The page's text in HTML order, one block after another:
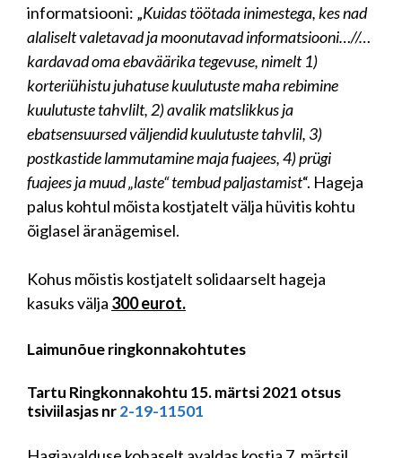
informatsiooni: „Kuidas töötada inimestega, kes nad
alaliselt valetavad ja moonutavad informatsiooni…//…
kardavad oma ebaväärika tegevuse, nimelt 1)
korteriühistu juhatuse kuulutuste maha rebimine
kuulutuste tahvlilt, 2) avalik matslikkus ja
ebatsensuursed väljendid kuulutuste tahvlil, 3)
postkastide lammutamine maja fuajees, 4) prügi
fuajees ja muud „laste“ tembud paljastamist“. Hageja
palus kohtul mõista kostjatelt välja hüvitis kohtu
õiglasel äranägemisel.
Kohus mõistis kostjatelt solidaarselt hageja
kasuks välja 300 eurot.
Laimunõue ringkonnakohtutes
Tartu Ringkonnakohtu 15. märtsi 2021 otsus
tsiviilasjas nr2-19-11501